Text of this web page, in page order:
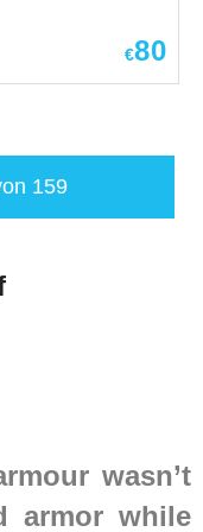
€80
159
wasn’t
armor while